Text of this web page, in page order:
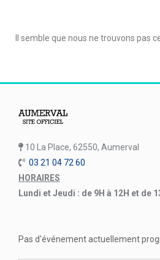
Il semble que nous ne trouvons pas
10 La Place, 62550, Aumerval
03 21 04 72 60
HORAIRES
Lundi et Jeudi : de 9H à 12H et de
Pas d'événement actuellement